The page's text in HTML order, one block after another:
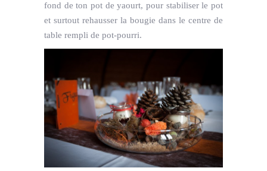
fond de ton pot de yaourt, pour stabiliser le pot
et surtout rehausser la bougie dans le centre de
table rempli de pot-pourri.